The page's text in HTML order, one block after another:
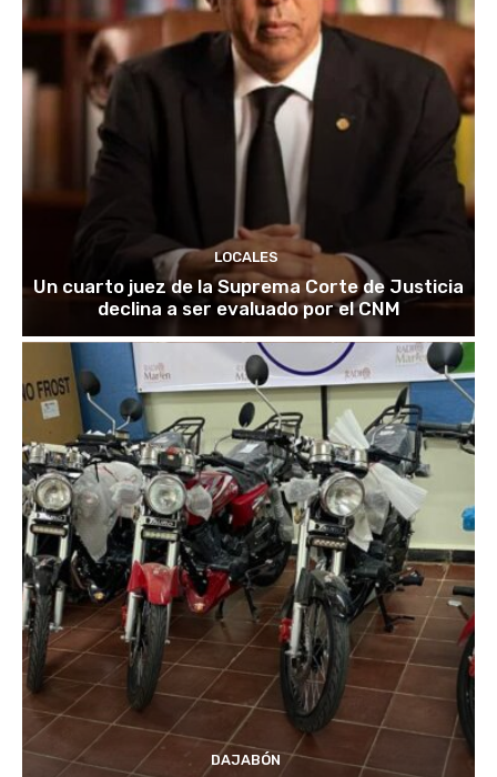
LOCALES
Un cuarto juez de la Suprema Corte de Justicia
declina a ser evaluado por el CNM
DAJABÓN